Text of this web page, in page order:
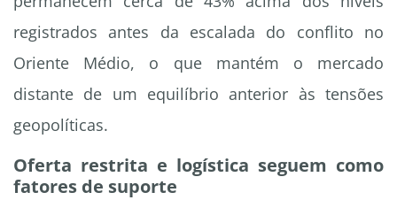
registrados antes da escalada do conflito no
Oriente Médio, o que mantém o mercado
distante de um equilíbrio anterior às tensões
geopolíticas.
Oferta restrita e logística seguem como
fatores de suporte